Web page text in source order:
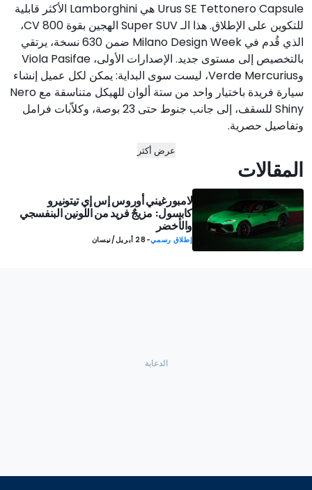
Urus SE Tettonero Capsule هي Lamborghini الأكثر قابلية
للتكوين على الإطلاق. هذا الـ Super SUV الهجين بقوة 800 CV،
الذي قُدم في Milano Design Week ضمن 630 نسخة، يرتقي
بالتخصيص إلى مستوى جديد. الإصدارات الأولى، Viola Pasifae
وVerde Mercurius، ليست سوى البداية: يمكن لكل عميل إنشاء
سيارة فريدة باختيار واحد من ستة ألوان للهيكل متناسقة مع Nero
Shiny للسقف، إلى جانب جنوط حتى 23 بوصة، وكلاّبات فرامل
وتفاصيل حصرية.
عرض أكثر
المقالات
لامبورغيني أوروس إس إي تيتونيرو
كابسول: مزيجٌ فريد من اللونين البنفسجي
والأخضر
إطلاق رسمي- 28 أبريل/نيسان